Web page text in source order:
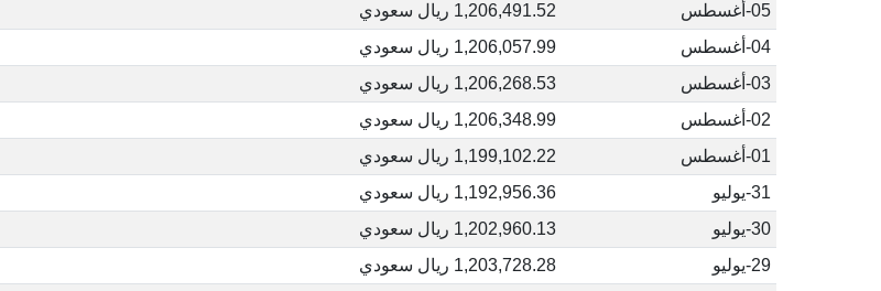
05-أغسطس
1,206,491.52 ريال سعودي
04-أغسطس
1,206,057.99 ريال سعودي
03-أغسطس
1,206,268.53 ريال سعودي
02-أغسطس
1,206,348.99 ريال سعودي
01-أغسطس
1,199,102.22 ريال سعودي
31-يوليو
1,192,956.36 ريال سعودي
30-يوليو
1,202,960.13 ريال سعودي
29-يوليو
1,203,728.28 ريال سعودي